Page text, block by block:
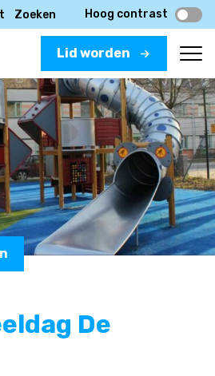
Zoeken Hoog contrast
Lid worden
De